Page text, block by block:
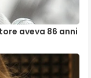
aveva 86 anni